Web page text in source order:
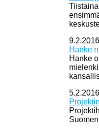
9.2.2016
Hanke
Hanke
5.2.2016